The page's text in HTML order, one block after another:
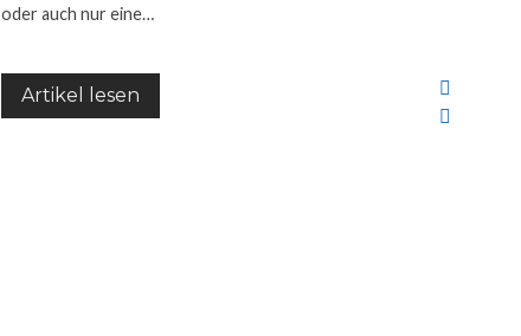
oder auch nur eine…
Artikel lesen